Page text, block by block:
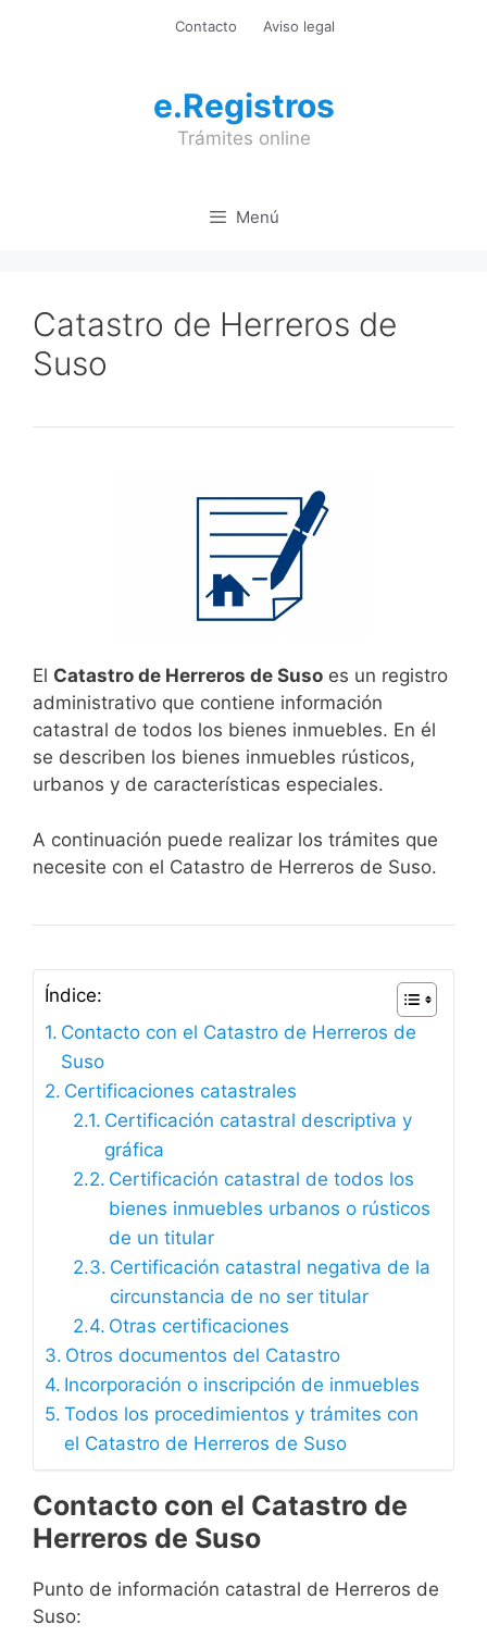
Contacto Aviso legal
e.Registros
Trámites online
Menú
Catastro de Herreros de
Suso
El Catastro de Herreros de Suso es un registro
administrativo que contiene información
catastral de todos los bienes inmuebles. En él
se describen los bienes inmuebles rústicos,
urbanos y de características especiales.
A continuación puede realizar los trámites que
necesite con el Catastro de Herreros de Suso.
Índice:
Contacto con el Catastro de Herreros de
Suso
Certificaciones catastrales
Certificación catastral descriptiva y
gráfica
Certificación catastral de todos los
bienes inmuebles urbanos o rústicos
de un titular
Certificación catastral negativa de la
circunstancia de no ser titular
Otras certificaciones
Otros documentos del Catastro
Incorporación o inscripción de inmuebles
Todos los procedimientos y trámites con
el Catastro de Herreros de Suso
Contacto con el Catastro de
Herreros de Suso
Punto de información catastral de Herreros de
Suso: